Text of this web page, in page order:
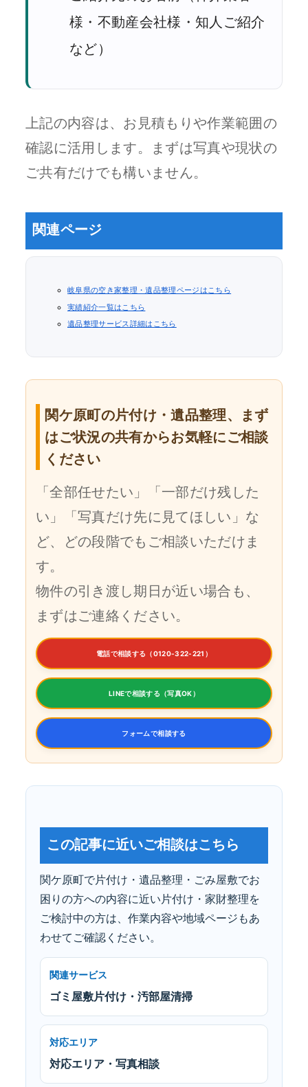
様・不動産会社様・知人ご紹介
など）
上記の内容は、お見積もりや作業範囲の
確認に活用します。まずは写真や現状の
ご共有だけでも構いません。
関連ページ
岐阜県の空き家整理・遺品整理ページはこちら
実績紹介一覧はこちら
遺品整理サービス詳細はこちら
関ケ原町の片付け・遺品整理、まず
はご状況の共有からお気軽にご相談
ください
「全部任せたい」「一部だけ残した
い」「写真だけ先に見てほしい」な
ど、どの段階でもご相談いただけま
す。
物件の引き渡し期日が近い場合も、
まずはご連絡ください。
電話で相談する（0120-322-221）
LINEで相談する（写真OK）
フォームで相談する
この記事に近いご相談はこちら
関ケ原町で片付け・遺品整理・ごみ屋敷でお
困りの方への内容に近い片付け・家財整理を
ご検討中の方は、作業内容や地域ページもあ
わせてご確認ください。
関連サービス
ゴミ屋敷片付け・汚部屋清掃
対応エリア
対応エリア・写真相談